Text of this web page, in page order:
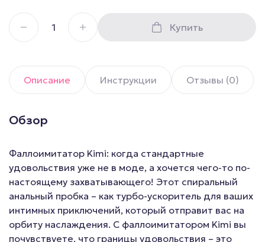
Купить
Описание Инструкции Отзывы (0)
Обзор
Фаллоимитатор Kimi: когда стандартные
удовольствия уже не в моде, а хочется чего-то по-
настоящему захватывающего! Этот спиральный
анальный пробка – как турбо-ускоритель для ваших
интимных приключений, который отправит вас на
орбиту наслаждения. С фаллоимитатором Kimi вы
почувствуете, что границы удовольствия – это